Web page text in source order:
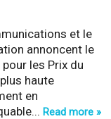
et le
annoncent le
les Prix du
haute
en
Read more »